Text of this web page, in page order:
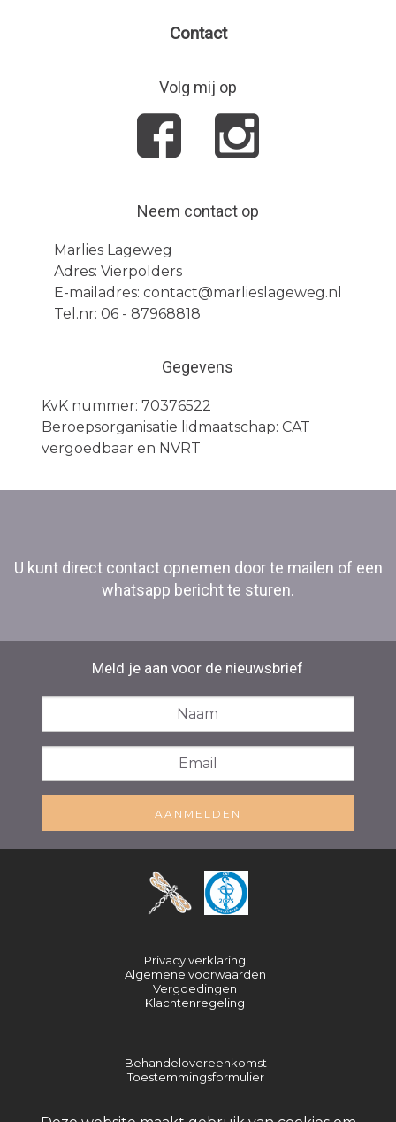
Contact
Volg mij op
Neem contact op
Marlies Lageweg
Adres: Vierpolders
E-mailadres: contact@marlieslageweg.nl
Tel.nr: 06 - 87968818
Gegevens
KvK nummer: 70376522
Beroepsorganisatie lidmaatschap: CAT
vergoedbaar en NVRT
U kunt direct contact opnemen door te mailen of een
whatsapp bericht te sturen.
Meld je aan voor de nieuwsbrief
AANMELDEN
Privacy verklaring
Algemene voorwaarden
Vergoedingen
Klachtenregeling
Behandelovereenkomst
Toestemmingsformulier